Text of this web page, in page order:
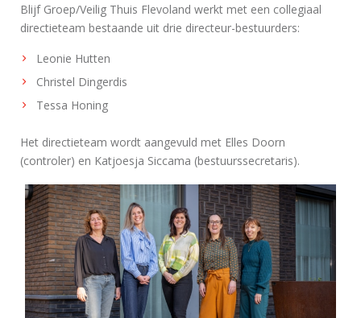
Blijf Groep/Veilig Thuis Flevoland werkt met een collegiaal
directieteam bestaande uit drie directeur-bestuurders:
Leonie Hutten
Christel Dingerdis
Tessa Honing
Het directieteam wordt aangevuld met Elles Doorn
(controler) en Katjoesja Siccama (bestuurssecretaris).